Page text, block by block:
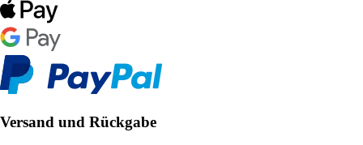
Versand und Rückgabe